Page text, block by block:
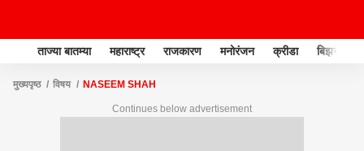
ताज्या बातम्या महाराष्ट्र राजकारण मनोरंजन क्रीडा बिझनेस
मुख्यपृष्ठ विषय NASEEM SHAH
Continues below advertisement